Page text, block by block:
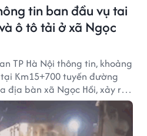
tin ban đầu vụ tai
ô tô tải ở xã Ngọc
TP Hà Nội thông tin, khoảng
Km15+700 tuyến đường
địa bàn xã Ngọc Hồi, xảy ra
sắt nghiêm trọng giữa
người tử vong, 1 người bị